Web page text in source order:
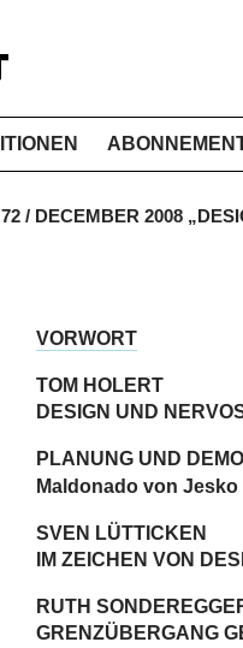
/ DECEMBER 2008
VORWORT
TOM HOLERT
DESIGN UND
PLANUNG UND
Maldonado von Jesko
SVEN LÜTTICKEN
IM ZEICHEN VON
RUTH
GRENZÜBERGANG